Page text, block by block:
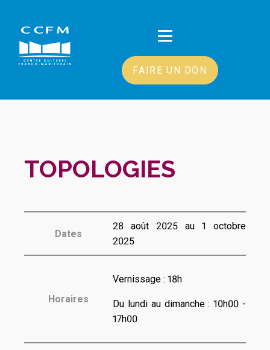
FAIRE UN DON
TOPOLOGIES
Dates
28 août 2025 au 1 octobre
2025
Horaires
Vernissage : 18h
Du lundi au dimanche : 10h00 -
17h00